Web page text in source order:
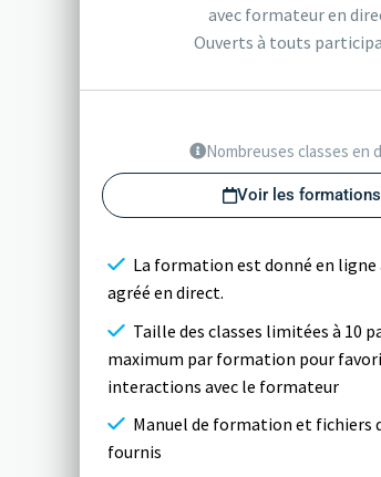
avec formateur en
Ouverts à touts
Nombreuses classes en
Voir les formations
La formation est donné en
agréé en direct.
Taille des classes limitées à 10
maximum par formation pour
interactions avec le formateur
Manuel de formation et fichiers
fournis